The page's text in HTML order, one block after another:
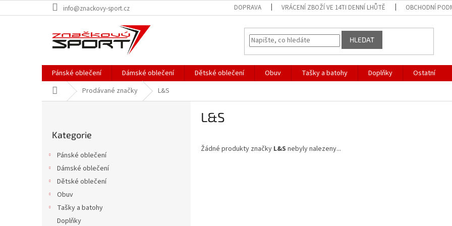
na
info@znackovy-sport.cz DOPRAVA VRÁCENÍ ZBOŽÍ VE 14TI DENNÍ LHŮTĚ OBCHODNÍ
HLEDAT
Pánské oblečení Dámské oblečení Dětské oblečení Obuv Tašky a batohy Doplňky
Ostatní
Domů Prodávané značky L&S
kategorie
Kategorie
Pánské oblečení
Dámské oblečení
Dětské oblečení
Obuv
Tašky a batohy
Doplňky
L&S
Žádné produkty značky L&S nebyly nalezeny...